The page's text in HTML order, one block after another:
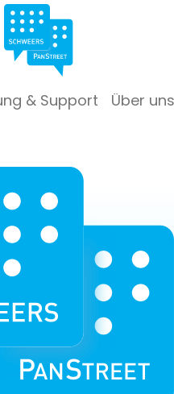
& Support Über uns